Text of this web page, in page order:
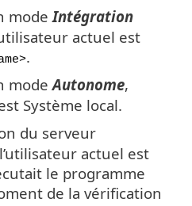
modeIntégration
actuel est
.
modeAutonome,
Système local.
du serveur
actuel est
le programme
de la vérification